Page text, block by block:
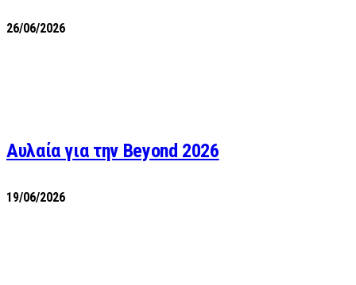
26/06/2026
Αυλαία για την Beyond 2026
19/06/2026